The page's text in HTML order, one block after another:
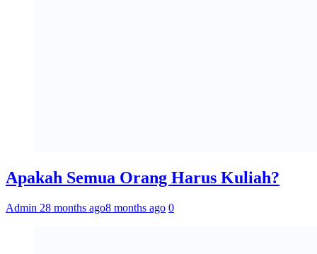
Apakah Semua Orang Harus Kuliah?
Admin 28 months ago8 months ago 0